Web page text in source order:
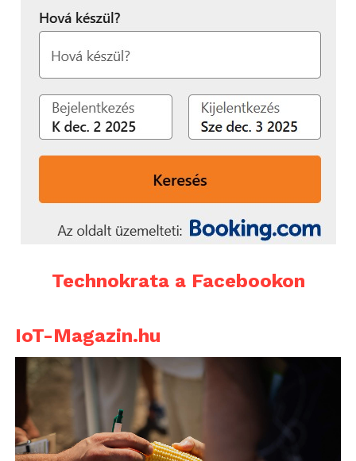
is. Ez volt az, ami igazán
megkönnyítette a
visszatérést.”
A Return to Work – Lendülj újra munkába!
program 2026. március 2-án indul, a
jelentkezéseket 2025. november 16-ig várják a
www.morganstanley.com/returntowork
https://www.oecd.org/content/dam/oecd/en/topics/
hungary-final-hu.pdf
folyamatok/foglalkoztatottsag
További friss híreket talál a
főoldalán!
Csatlakozzon hozzánk a
Technokrata a Facebookon
IoT-Magazin.hu